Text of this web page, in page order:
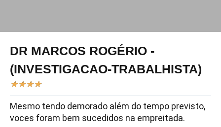
DR MARCOS ROGÉRIO -
(INVESTIGACAO-TRABALHISTA)
★★★★
Mesmo tendo demorado além do tempo previsto,
voces foram bem sucedidos na empreitada.